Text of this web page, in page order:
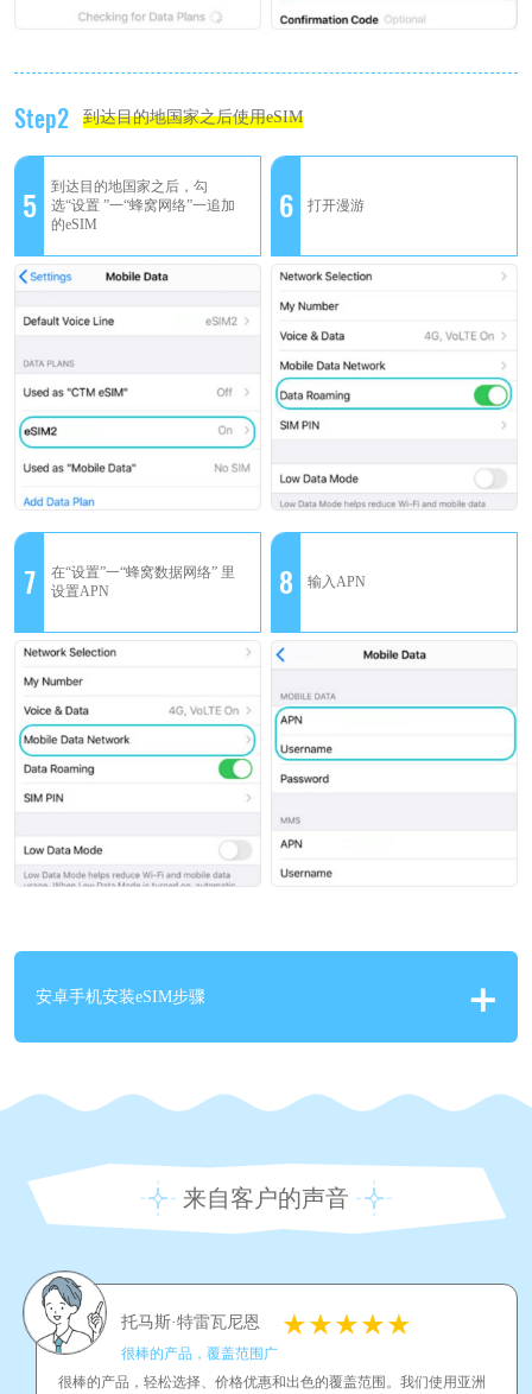
Step2 到达目的地国家之后使用eSIM
5
到达目的地国家之后，勾
选“设置 ”一“蜂窝网络”一追加
的eSIM
6 打开漫游
7
在“设置”一“蜂窝数据网络” 里
设置APN
8 输入APN
安卓手机安装eSIM步骤
来自客户的声音
托马斯·特雷瓦尼恩
很棒的产品，覆盖范围广
很棒的产品，轻松选择、价格优惠和出色的覆盖范围。我们使用亚洲